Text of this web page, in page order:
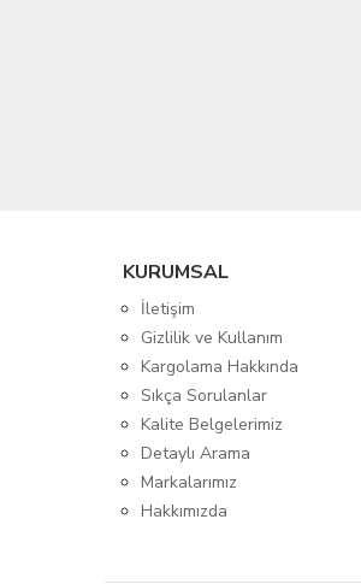
KURUMSAL
İletişim
Gizlilik ve Kullanım
Kargolama Hakkında
Sıkça Sorulanlar
Kalite Belgelerimiz
Detaylı Arama
Markalarımız
Hakkımızda